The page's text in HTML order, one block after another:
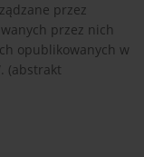
przez
przez nich
opublikowanych w
(abstrakt